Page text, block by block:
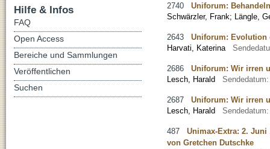
2740 Uniforum:
Schwärzler, Frank; Längle,
2643 Uniforum: Evolution
Harvati, Katerina
2686 Uniforum: Wir irren
Lesch, Harald
2687 Uniforum: Wir irren
Lesch, Harald
487 Unimax-Extra: 2.
von Gretchen Dutschke
Hilfe & Infos
FAQ
Open Access
Bereiche und Sammlungen
Veröffentlichen
Suchen